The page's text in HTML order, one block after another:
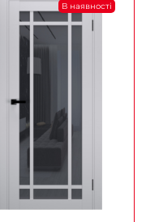
В наявності